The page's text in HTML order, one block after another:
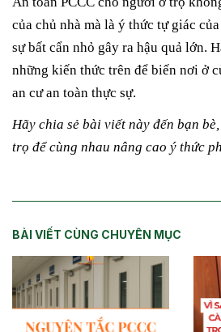
của chủ nhà mà là ý thức tự giác
sự bất cẩn nhỏ gây ra hậu quả lớn.
những kiến thức trên để biến nơi ở
an cư an toàn thực sự.
Hãy chia sẻ bài viết này đến bạn
trọ để cùng nhau nâng cao ý thức
BÀI VIẾT CÙNG CHUYÊN MỤC